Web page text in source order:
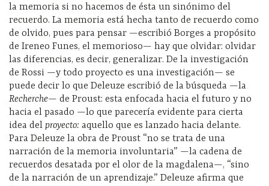
la memoria si no hacemos de ésta un sinónimo del
recuerdo. La memoria está hecha tanto de recuerdo como
de olvido, pues para pensar —escribió Borges a propósito
de Ireneo Funes, el memorioso— hay que olvidar: olvidar
las diferencias, es decir, generalizar. De la investigación
de Rossi —y todo proyecto es una investigación— se
puede decir lo que Deleuze escribió de la búsqueda —la
Recherche— de Proust: esta enfocada hacia el futuro y no
hacia el pasado —lo que parecería evidente para cierta
idea del proyecto: aquello que es lanzado hacia delante.
Para Deleuze la obra de Proust “no se trata de una
narración de la memoria involuntaria” —la cadena de
recuerdos desatada por el olor de la magdalena—, “sino
de la narración de un aprendizaje.” Deleuze afirma que